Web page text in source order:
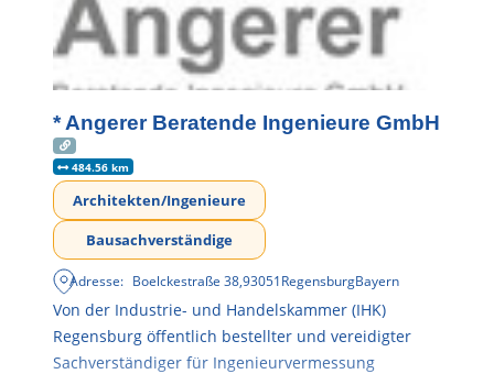
* Angerer Beratende Ingenieure GmbH
484.56 km
Architekten/Ingenieure
Bausachverständige
Adresse: Boelckestraße 38,93051RegensburgBayern
Von der Industrie- und Handelskammer (IHK)
Regensburg öffentlich bestellter und vereidigter
Sachverständiger für Ingenieurvermessung